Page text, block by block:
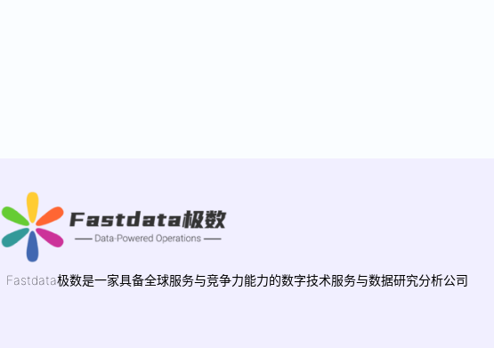
Fastdata极数是一家具备全球服务与竞争力能力的数字技术服务与数据研究分析公司